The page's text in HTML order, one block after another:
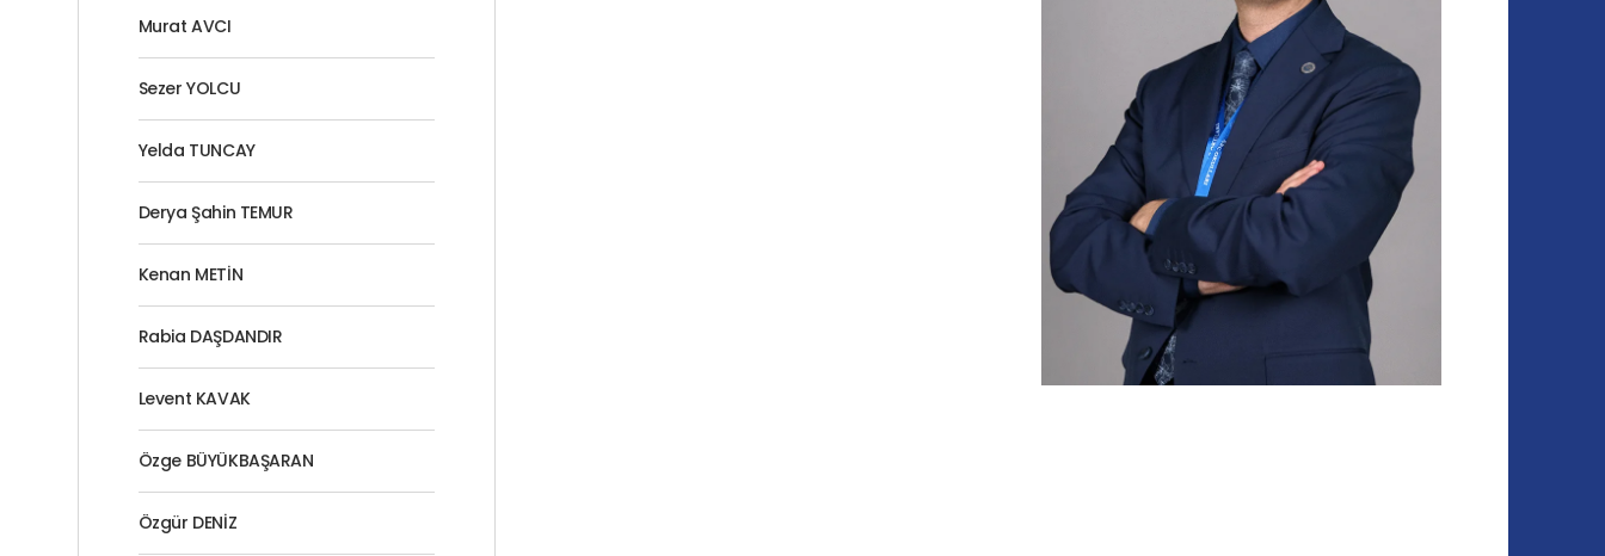
Murat AVCI
Sezer YOLCU
Yelda TUNCAY
Derya Şahin TEMUR
Kenan METİN
Rabia DAŞDANDIR
Levent KAVAK
Özge BÜYÜKBAŞARAN
Özgür DENİZ